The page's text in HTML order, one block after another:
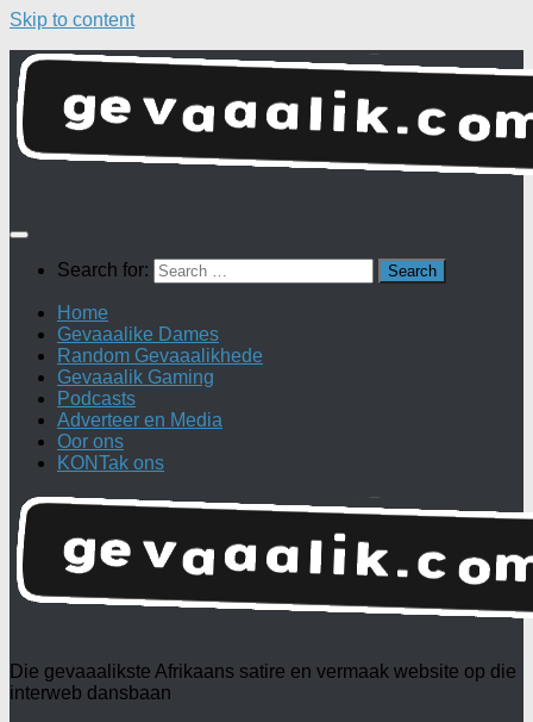
Skip to content
Search for:
Home
Gevaaalike Dames
Random Gevaaalikhede
Gevaaalik Gaming
Podcasts
Adverteer en Media
Oor ons
KONTak ons
Die gevaaalikste Afrikaans satire en vermaak website op die
interweb dansbaan